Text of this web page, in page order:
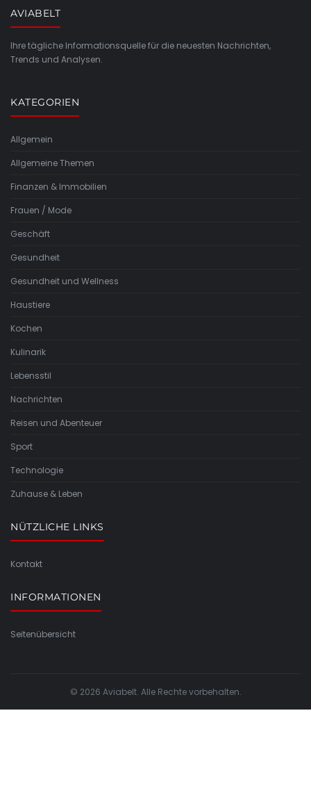
AVIABELT
Ihre tägliche Informationsquelle für die neuesten Nachrichten,
Trends und Analysen.
KATEGORIEN
Allgemein
Allgemeine Themen
Finanzen & Immobilien
Frauen / Mode
Geschäft
Gesundheit
Gesundheit und Wellness
Haustiere
Kochen
Kulinarik
Lebensstil
Nachrichten
Reisen und Abenteuer
Sport
Technologie
Zuhause & Leben
NÜTZLICHE LINKS
Kontakt
INFORMATIONEN
Seitenübersicht
© 2026 Aviabelt. Alle Rechte vorbehalten.